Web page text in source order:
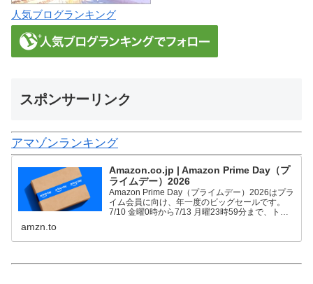
人気ブログランキング
スポンサーリンク
アマゾンランキング
Amazon.co.jp | Amazon Prime Day（プ
ライムデー）2026
Amazon Prime Day（プライムデー）2026はプラ
イム会員に向け、年一度のビッグセールです。
7/10 金曜0時から7/13 月曜23時59分まで、トッ
amzn.to